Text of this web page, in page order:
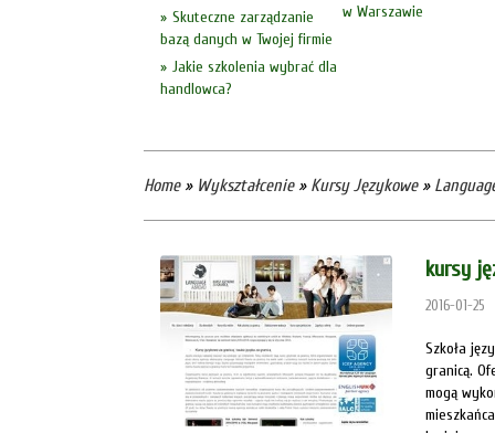
w Warszawie
Skuteczne zarządzanie
bazą danych w Twojej firmie
Jakie szkolenia wybrać dla
handlowca?
Home» Wykształcenie» Kursy Językowe»
kursy
2016-01-25
Szkoła
granicą.
mogą